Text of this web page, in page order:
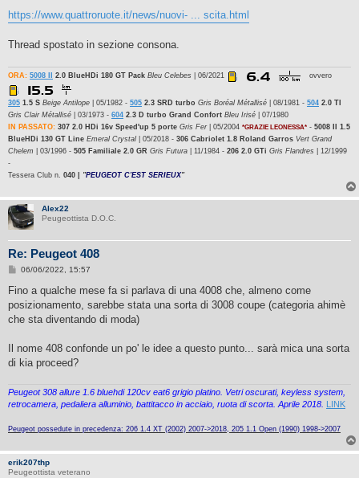
s
s
g
g
o
https://www.quattroruote.it/news/nuovi- ... scita.html
Thread spostato in sezione consona.
ORA: 5008 II 2.0 BlueHDi 180 GT Pack Bleu Celebes | 06/2021 ovvero
305 1.5 S Beige Antilope | 05/1982 - 505 2.3 SRD turbo Gris Boréal Métallisé | 08/1981 - 504 2.0 TI
Gris Clair Métallisé | 03/1973 - 604 2.3 D turbo Grand Confort Bleu Irisé | 07/1980
IN PASSATO: 307 2.0 HDi 16v Speed'up 5 porte Gris Fer| 05/2004 *GRAZIE LEONESSA* - 5008 II 1.5
BlueHDi 130 GT Line Emeral Crystal | 05/2018 - 306 Cabriolet 1.8 Roland Garros Vert Grand
Chelem | 03/1996 - 505 Familiale 2.0 GR Gris Futura | 11/1984 - 206 2.0 GTi Gris Flandres | 12/1999
-
Tessera Club n. 040 | "PEUGEOT C'EST SERIEUX"
Alex22
Peugeottista D.O.C.
Re: Peugeot 408
M
s
a
g
o
06/06/2022, 15:57
Fino a qualche mese fa si parlava di una 4008 che, almeno come
posizionamento, sarebbe stata una sorta di 3008 coupe (categoria ahimè
che sta diventando di moda)
Il nome 408 confonde un po' le idee a questo punto... sarà mica una sorta
di kia proceed?
Peugeot 308 allure 1.6 bluehdi 120cv eat6 grigio platino. Vetri oscurati, keyless system,
retrocamera, pedaliera alluminio, battitacco in acciaio, ruota di scorta. Aprile 2018.
LINK
Peugeot possedute in precedenza: 206 1.4 XT (2002) 2007->2018, 205 1.1 Open (1990) 1998->2007
erik207thp
Peugeottista veterano